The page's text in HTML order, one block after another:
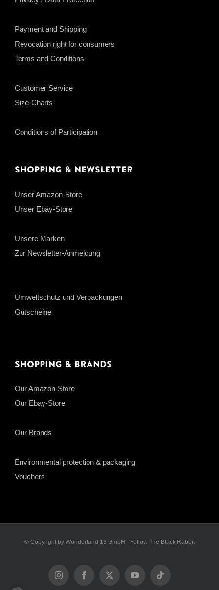
Payment and Shipping
Revocation right for consumers
Terms and Conditions
Customer Service
Size-Charts
Conditions of Participation
Shopping & Newsletter
Unser Amazon-Store
Unser Ebay-Store
Unsere Marken
Zur Newsletter-Anmeldung
Umweltschutz und Verpackungen
Gutscheine
Shopping & Brands
Our Amazon-Store
Our Ebay-Store
Our Brands
Environmental protection & packaging
Vouchers
© Copyright by Wonderland 13 GmbH - Follow The Black Rabbit
InstagramFacebook
X YouTubeTiktok